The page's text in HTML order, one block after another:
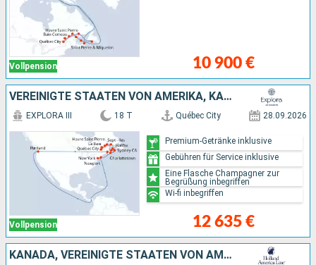
Vollpension 10 900 €
VEREINIGTE STAATEN VON AMERIKA, KANADA
Vollpension
EXPLORA III 18 T Québec City 28.09.2026
12 635 €
Premium-Getränke inklusive
Gebühren für Service inklusive
Eine Flasche Champagner zur
Begrüßung inbegriffen
Wi-fi inbegriffen
KANADA, VEREINIGTE STAATEN VON AMERIKA